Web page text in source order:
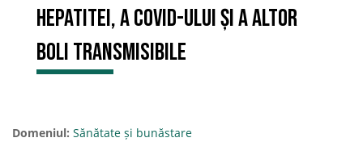
hepatitei, a COVID-ului și a altor
boli transmisibile
Domeniul: Sănătate și bunăstare